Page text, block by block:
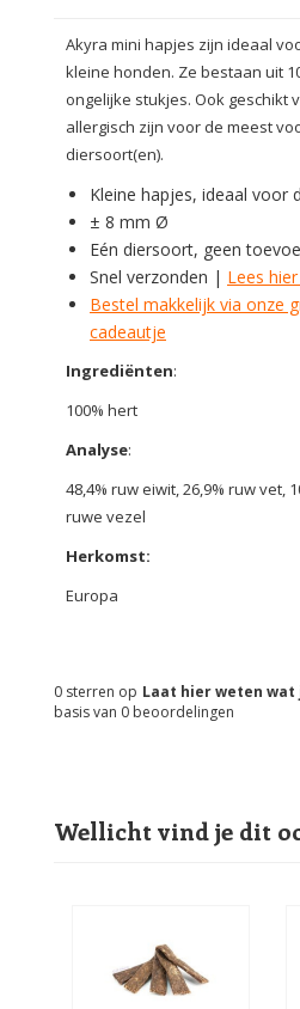
Akyra mini hapjes zijn ideaal
kleine honden. Ze bestaan uit
ongelijke stukjes. Ook geschikt
allergisch zijn voor de meest
diersoort(en).
Kleine hapjes, ideaal voor
± 8 mm Ø
Eén diersoort, geen
Snel verzonden | Lees
Bestel makkelijk via onze
cadeautje
Ingrediënten:
100% hert
Analyse:
48,4% ruw eiwit, 26,9% ruw vet,
ruwe vezel
Herkomst:
Europa
Laat hier weten
0 sterren op
basis van 0 beoordelingen
Wellicht vind je dit